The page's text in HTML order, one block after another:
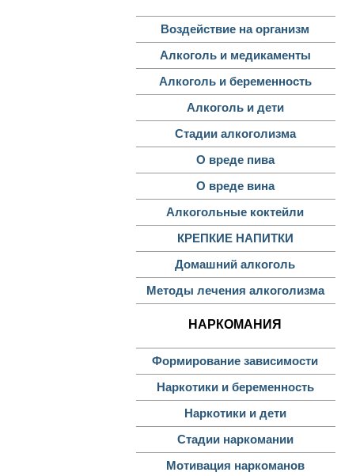
Воздействие на организм
Алкоголь и медикаменты
Алкоголь и беременность
Алкоголь и дети
Стадии алкоголизма
О вреде пива
О вреде вина
Алкогольные коктейли
КРЕПКИЕ НАПИТКИ
Домашний алкоголь
Методы лечения алкоголизма
НАРКОМАНИЯ
Формирование зависимости
Наркотики и беременность
Наркотики и дети
Стадии наркомании
Мотивация наркоманов